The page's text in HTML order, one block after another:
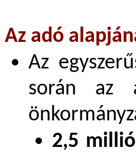
Az adó
Az
során az
2,5